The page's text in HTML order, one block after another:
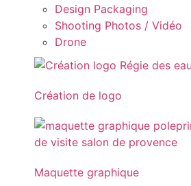
Design Packaging
Shooting Photos / Vidéo
Drone
Création de logo
Maquette graphique